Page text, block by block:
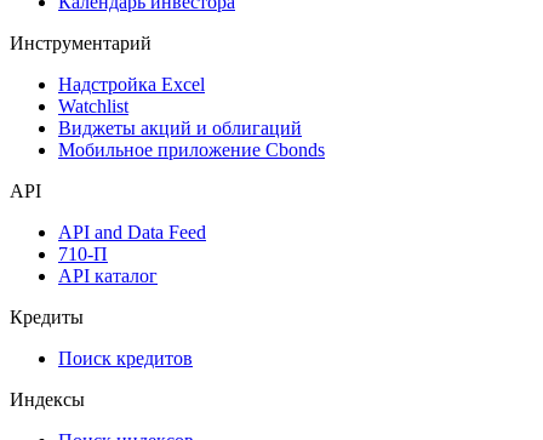
Инструментарий
Надстройка Excel
Watchlist
Виджеты акций и облигаций
Мобильное приложение Cbonds
API
API and Data Feed
710-П
API каталог
Кредиты
Поиск кредитов
Индексы